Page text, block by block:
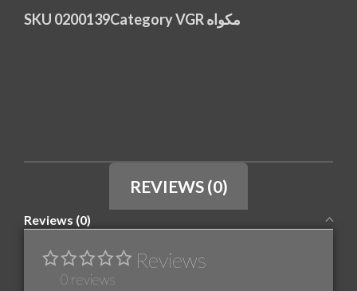
SKU 0200139Category VGR مكواه
REVIEWS (0)
Reviews (0)
0 reviews
Reviews